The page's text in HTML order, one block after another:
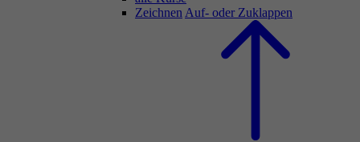
Zeichnen Auf- oder Zuklappen